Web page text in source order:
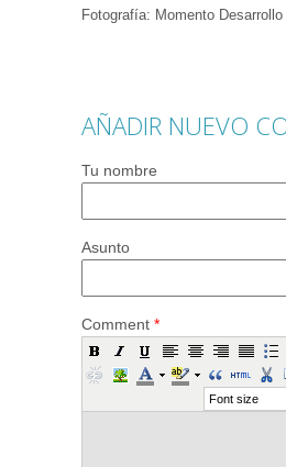
Fotografía: Momento
AÑADIR NUEVO
Tu nombre
Asunto
Comment *
Font size